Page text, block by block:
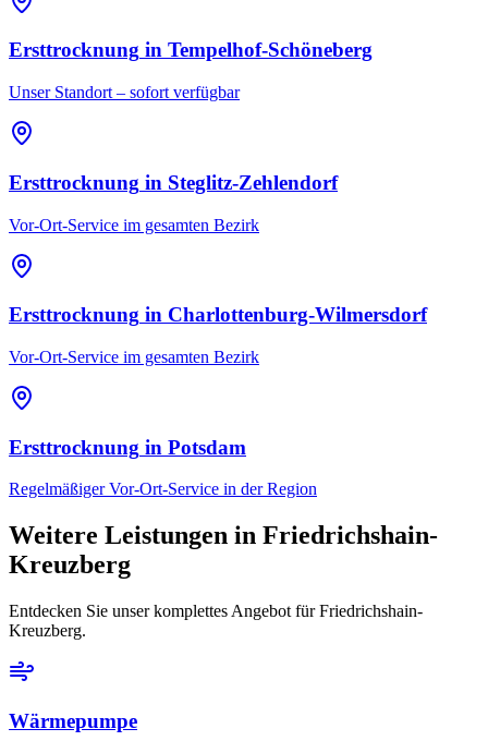
Ersttrocknung in Tempelhof-Schöneberg
Unser Standort – sofort verfügbar
Ersttrocknung in Steglitz-Zehlendorf
Vor-Ort-Service im gesamten Bezirk
Ersttrocknung in Charlottenburg-Wilmersdorf
Vor-Ort-Service im gesamten Bezirk
Ersttrocknung in Potsdam
Regelmäßiger Vor-Ort-Service in der Region
Weitere Leistungen in Friedrichshain-
Kreuzberg
Entdecken Sie unser komplettes Angebot fürFriedrichshain-
Kreuzberg.
Wärmepumpe